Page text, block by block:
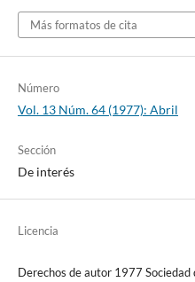
Más formatos de cita
Número
Vol. 13 Núm. 64 (1977): Abril
Sección
De interés
Licencia
Derechos de autor 1977